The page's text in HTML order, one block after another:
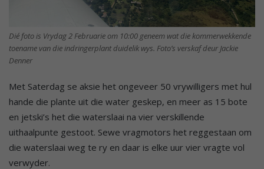
Dié foto is Vrydag 2 Februarie om 10:00 geneem wat die kommerwekkende
toename van die indringerplant duidelik wys. Foto’s verskaf deur Jackie
Denner
Met Saterdag se aksie het ongeveer 50 vrywilligers met hul
hande die plante uit die water geskep, en meer as 15 bote
en jetski’s het die waterslaai na vier verskillende
uithaalpunte gestoot. Sewe vragmotors het reggestaan om
die waterslaai weg te ry en daar is elke uur vier vragte vol
verwyder.